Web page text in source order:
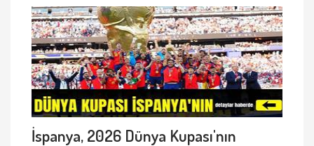
İspanya, 2026 Dünya Kupası'nın